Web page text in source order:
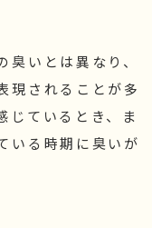
いとは異なり、
現されることが多
じているとき、ま
いる時期に臭いが